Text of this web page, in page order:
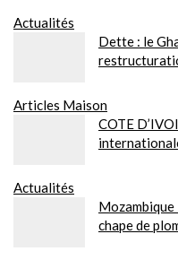
Actualités
Dette : le
Articles Maison
COTE
Actualités
Mozambique
chape de